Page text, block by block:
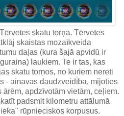
skatu torņa. Tērvetes
skaistas mozaīkveida
daļas (kura šajā apvidū ir
laukiem. Te ir tas, kas
skatu torņos, no kuriem nereti
- ainavas daudzveidība, mijoties
apdzīvotām vietām, ceļiem.
padsmit kilometru attālumā
rūpnieciskos korpusus.